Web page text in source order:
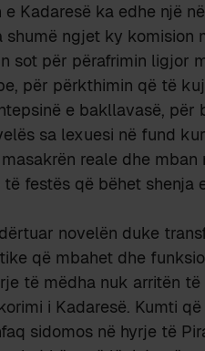
e Kadaresë ka edhe një
shumë ngjet ky komision
sot për përafrimin ligjor
për përkthimin që të
e bakllavasë, për
sa lexuesi në fund
reale dhe
festës që bëhet shenja
novelën duke
që mbahet dhe
të mëdha nuk arritën
i Kadaresë. Kumti
sidomos në hyrje të